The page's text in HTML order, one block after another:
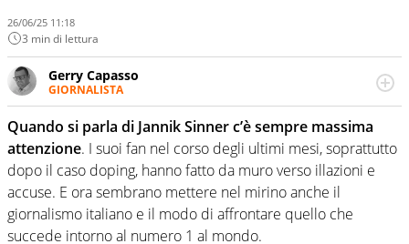
26/06/25 11:18
3 min di lettura
Gerry Capasso
GIORNALISTA
Per lui gli sport americani non hanno segreti: basket,
football, baseball e la capacità innata di trovare la notizia
dove altri non vedono granché
Quando si parla di Jannik Sinner c’è sempre massima
attenzione. I suoi fan nel corso degli ultimi mesi, soprattutto
dopo il caso doping, hanno fatto da muro verso illazioni e
accuse. E ora sembrano mettere nel mirino anche il
giornalismo italiano e il modo di affrontare quello che
succede intorno al numero 1 al mondo.